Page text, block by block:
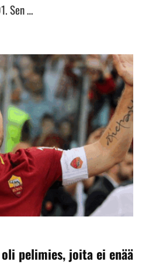
Sen …
pelimies, joita ei enää